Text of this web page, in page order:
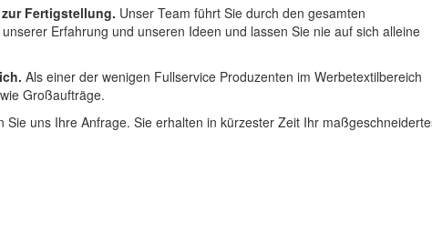
Fertigstellung. Unser Team führt Sie durch den gesamten
Erfahrung und unseren Ideen und lassen Sie nie auf sich alleine
Als einer der wenigen Fullservice Produzenten im Werbetextilbereich
Großaufträge.
uns Ihre Anfrage. Sie erhalten in kürzester Zeit Ihr